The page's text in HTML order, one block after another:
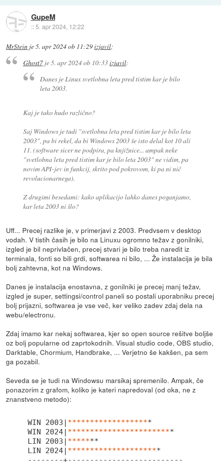
GupeM
::5. apr 2024, 12:22
MrStein je5. apr 2024 ob 11:29izjavil:
Ghost7je5. apr 2024 ob 10:33izjavil:
Danes je Linux svetlobna leta pred tistim kar je bilo
leta 2003.
Kaj je tako hudo različno?
Saj Windows je tudi "svetlobna leta pred tistim kar je bilo leta
2003", pa bi rekel, da bi Windows 2003 še isto delal kot 10 ali
11. (software sicer ne podpira, pa knjižnice... ampak neke
"svetlobna leta pred tistim kar je bilo leta 2003" ne vidim, pa
novim API-jev in funkcij, skrito pod pokrovom, ki pa ni nič
revolucionarnega).
Z drugimi besedami: kako aplikacijo lahko danes poganjamo,
kar leta 2003 ni šlo?
Uff... Precej razlike je, v primerjavi z 2003. Predvsem v desktop
vodah. V tistih časih je bilo na Linuxu ogromno težav z gonilniki,
izgled je bil neprivlačen, precej stvari je bilo treba naredit iz
terminala, fonti so bili grdi, softwarea ni bilo, ... Že instalacija je bila
bolj zahtevna, kot na Windows.
Danes je instalacija enostavna, z gonilniki je precej manj težav,
izgled je super, settingsi/control paneli so postali uporabniku precej
bolj prijazni, softwarea je vse več, ker veliko zadev zdaj dela na
webu/electronu.
Zdaj imamo kar nekaj softwarea, kjer so open source rešitve boljše
oz bolj popularne od zaprtokodnih. Visual studio code, OBS studio,
Darktable, Chormium, Handbrake, ... Verjetno še kakšen, pa sem
ga pozabil.
Seveda se je tudi na Windowsu marsikaj spremenilo. Ampak, če
ponazorim z grafom, koliko je kateri napredoval (od oka, ne z
znanstveno metodo):
WIN 2003| *******************
WIN 2024| ************************
LIN 2003| *******
LIN 2024| *********************